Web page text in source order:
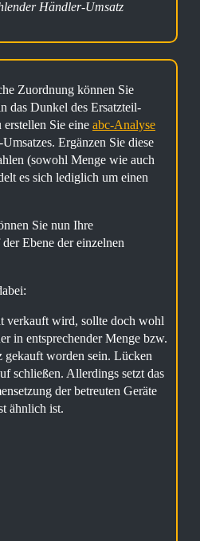
Händler-Umsatz
Zuordnung können Sie
das Dunkel des Ersatzteil-
Sie eine abc-Analyse
Ergänzen Sie diese
(sowohl Menge wie auch
es sich lediglich um einen
Sie nun Ihre
Ebene der einzelnen
verkauft wird, sollte doch wohl
in entsprechender Menge bzw.
gekauft worden sein. Lücken
schließen. Allerdings setzt das
der betreuten Geräte
ähnlich ist.